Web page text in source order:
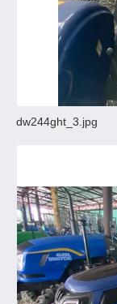
dw244ght_3.jpg